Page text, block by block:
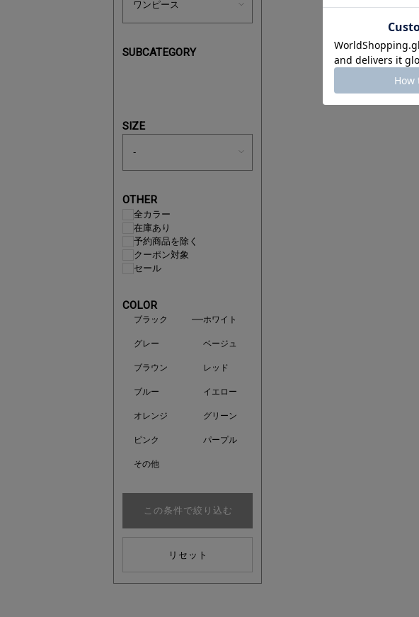
SUBCATEGORY
SIZE
OTHER
全カラー
在庫あり
予約商品を除く
クーポン対象
セール
COLOR
ブラック ホワイト
グレー ベージュ
ブラウン レッド
ブルー イエロー
オレンジ グリーン
ピンク パープル
その他
この条件で絞り込む
リセット
即戦力アイテム続々対象
夏服まとめて手に入れるなら今